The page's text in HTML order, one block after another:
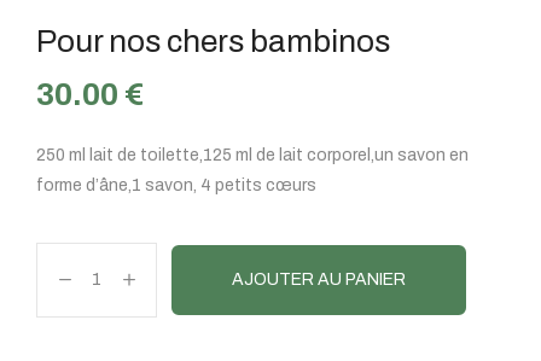
Pour nos chers bambinos
30.00 €
250 ml lait de toilette,125 ml de lait corporel,un savon en
forme d’âne,1 savon, 4 petits cœurs
AJOUTER AU PANIER